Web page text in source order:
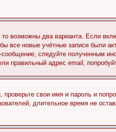
возможны два варианта. Если
все новые учётные записи были
следуйте полученным
правильный адрес email,
свои имя и пароль и
длительное время не